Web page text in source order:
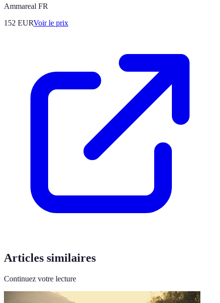
Ammareal FR
152 EURVoir le prix
Articles similaires
Continuez votre lecture